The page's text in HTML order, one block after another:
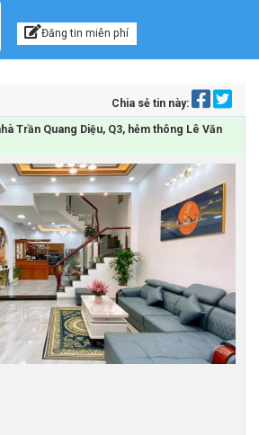
Kênh thông tin, tư vấn
Đăng tin miễn phí
Chia sẻ tin này:
Trần Quang Diệu, Q3, hẻm thông Lê Văn